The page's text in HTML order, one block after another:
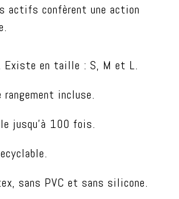
actifs confèrent une action
Existe en taille : S, M et L.
rangement incluse.
jusqu’à 100 fois.
sans PVC et sans silicone.